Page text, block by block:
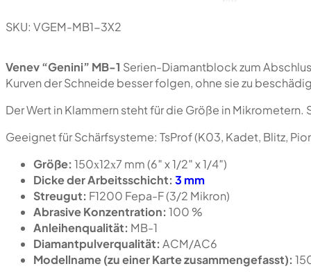
Venev “Genini” MB-1 Serien-Diamantblock zum
Kurven der Schneide besser folgen, ohne sie zu
Der Wert in Klammern steht für die Größe in
Geeignet für Schärfsysteme: TsProf (K03, Kadet, Blitz,
Größe: 150х12х7 mm (6″ x 1/2″ x 1/4″)
Dicke der Arbeitsschicht: 3 mm
Streugut: F1200 Fepa-F (3/2 Mikron)
Abrasive Konzentration: 100 %
Anleihenqualität: MB-1
Diamantpulverqualität: ACM/AC6
Modellname (zu einer Karte zusammengefasst):
SKU: VGEM-MB1-3X2